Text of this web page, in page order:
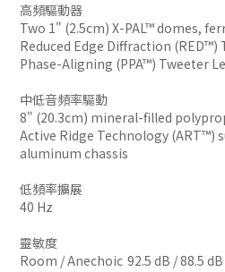
高頻驅動器
Two 1" (2.5cm) X-PAL™ domes,
Reduced Edge Diffraction
Phase-Aligning (PPA™) Tweeter
中低音頻率驅動
8" (20.3cm) mineral-filled
Active Ridge Technology (ART™)
aluminum chassis
低頻率擴展
40 Hz
靈敏度
Room / Anechoic 92.5 dB / 88.5 dB